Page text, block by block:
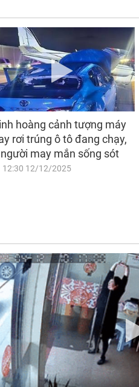
hoàng cảnh tượng máy
rơi trúng ô tô đang chạy,
may mắn sống sót
12:30 12/12/2025